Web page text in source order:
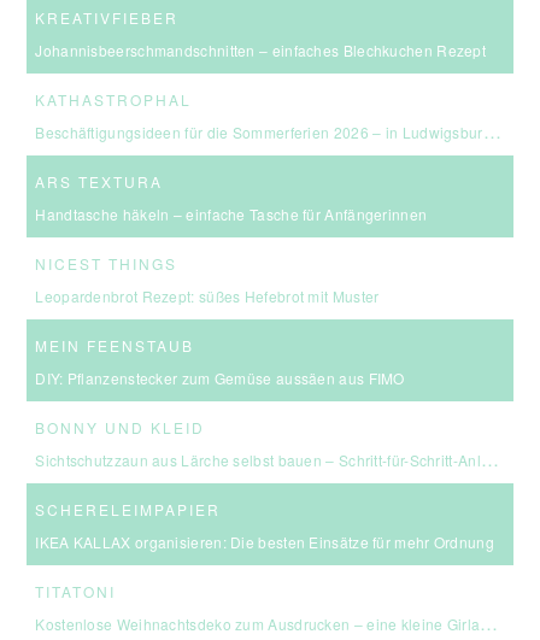
KREATIVFIEBER
Johannisbeerschmandschnitten – einfaches Blechkuchen Rezept
KATHASTROPHAL
Beschäftigungsideen für die Sommerferien 2026 – in Ludwigsburg, Stuttgart & Umgebung
ARS TEXTURA
Handtasche häkeln – einfache Tasche für Anfängerinnen
NICEST THINGS
Leopardenbrot Rezept: süßes Hefebrot mit Muster
MEIN FEENSTAUB
DIY: Pflanzenstecker zum Gemüse aussäen aus FIMO
BONNY UND KLEID
Sichtschutzzaun aus Lärche selbst bauen – Schritt-für-Schritt-Anleitung & Kosten
SCHERELEIMPAPIER
IKEA KALLAX organisieren: Die besten Einsätze für mehr Ordnung
TITATONI
Kostenlose Weihnachtsdeko zum Ausdrucken – eine kleine Girlande für euer Zuhause ☆